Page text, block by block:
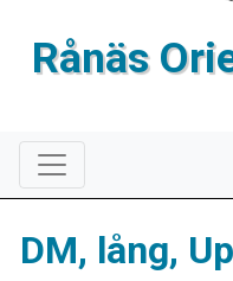
Rånäs
DM, lång,